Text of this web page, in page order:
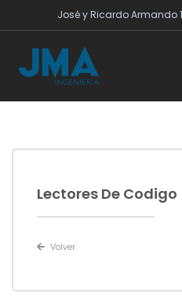
José y Ricardo Armando
Lectores De Codigo
Volver